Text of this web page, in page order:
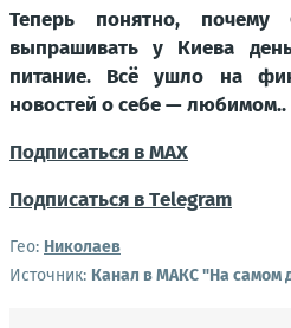
Теперь понятно, почему
выпрашивать у Киева
питание. Всё ушло на
новостей о себе — любимом..
Подписаться в МАХ
Подписаться в Тelegram
Гео: Николаев
Источник: Канал в МАКС "На самом